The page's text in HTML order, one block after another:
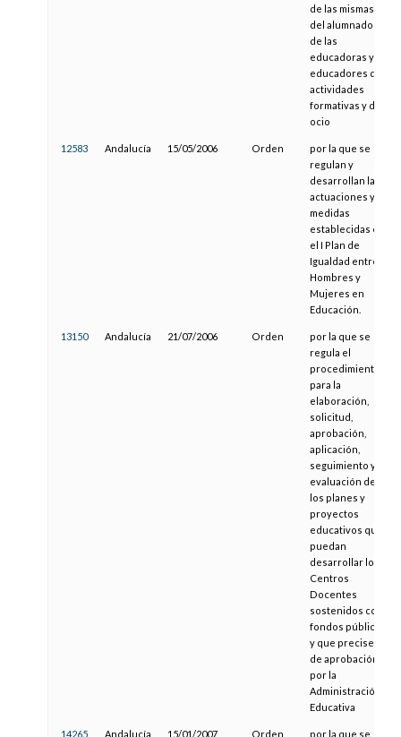
de las mismas,
del alumnado y
de las
educadoras y
educadores de
actividades
formativas y de
ocio
12583 Andalucía 15/05/2006 Orden
por la que se
regulan y
desarrollan las
actuaciones y
medidas
establecidas en
el I Plan de
Igualdad entre
Hombres y
Mujeres en
Educación.
13150 Andalucía 21/07/2006 Orden
por la que se
regula el
procedimiento
para la
elaboración,
solicitud,
aprobación,
aplicación,
seguimiento y
evaluación de
los planes y
proyectos
educativos que
puedan
desarrollar los
Centros
Docentes
sostenidos con
fondos públicos
y que precisen
de aprobación
por la
Administración
Educativa
14265 Andalucía 15/01/2007 Orden por la que se